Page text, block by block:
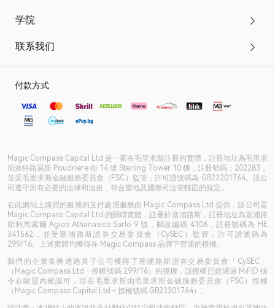
学院
联系我们
付款方式
Magic Compass Capital Ltd 是一家在毛里求斯註冊的實體，註冊地址為毛里求
斯波特路易斯 Poudriere 街 14 號 Sterling Tower 10 樓，註冊號碼：202283，
並受毛里求斯金融服務委員會（FSC）監管，許可證號碼為 GB23201764。該公
司遵守所有必要的法律和法規，符合當地及國際司法管轄區的規定。
在此網站上購買的服務的支付處理服務由 Magic Compass Ltd 提供，該公司是
Magic Compass Capital Ltd 的關聯實體，註冊於塞浦路斯，註冊地址為塞浦路
斯利馬索爾 Agios Athanasios Sarlo 9 號，郵政編碼 4106，註冊號碼為 HE
341562，並受塞浦路斯證券交易委員會（CySEC）監管，許可證號碼為
299/16。上述實體均獲得在 Magic Compass 品牌下營運的授權。
我們的企業集團透過其子公司獲得了塞浦路斯證券交易委員會「CySEC」
（Magic Compass Ltd - 授權號碼 299/16）的授權，該授權已經通過 MiFID 指
令在歐盟內被認可，並在毛里求斯由毛里求斯金融服務委員會（FSC）授權
（Magic Compass Capital Ltd - 授權號碼 GB23201764）。